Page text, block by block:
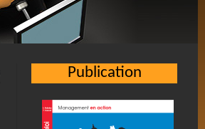
Publication